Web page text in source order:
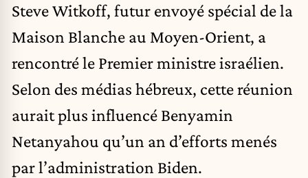
Steve Witkoff, futur envoyé spécial de la
Maison Blanche au Moyen-Orient, a
rencontré le Premier ministre israélien.
Selon des médias hébreux, cette réunion
aurait plus influencé Benyamin
Netanyahou qu’un an d’efforts menés
par l’administration Biden.